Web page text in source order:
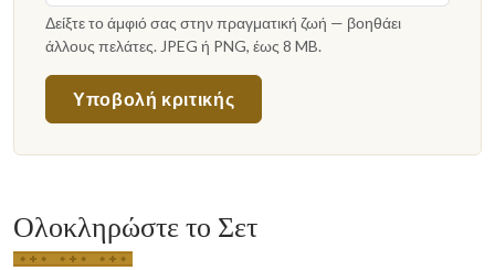
Δείξτε το άμφιό σας στην πραγματική ζωή — βοηθάει
άλλους πελάτες. JPEG ή PNG, έως 8 MB.
Υποβολή κριτικής
Ολοκληρώστε το Σετ